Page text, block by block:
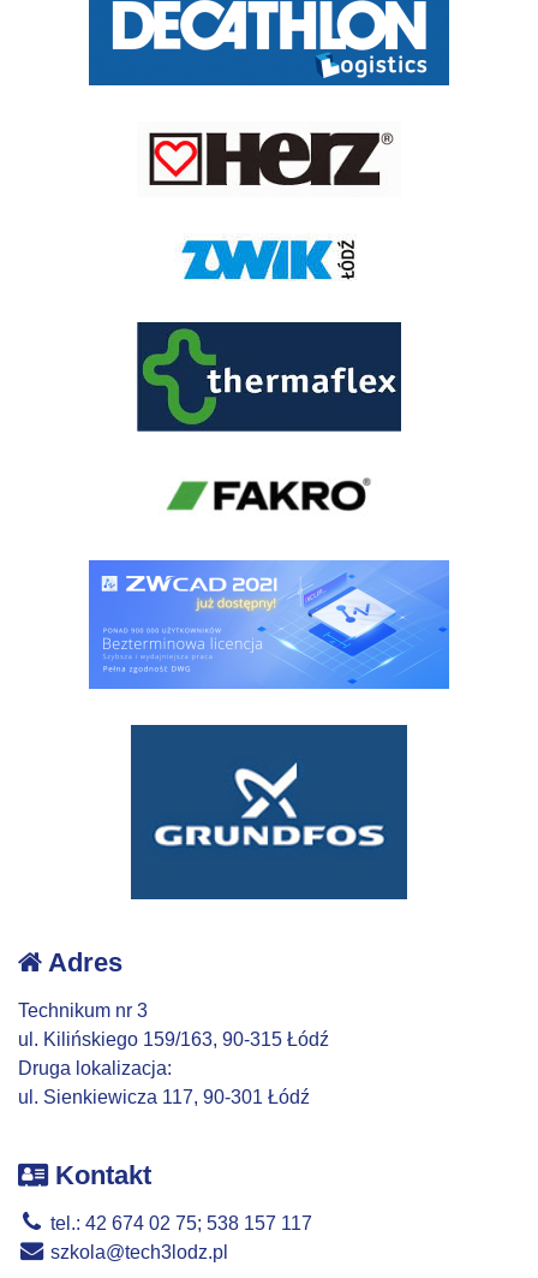
Adres
Technikum nr 3
ul. Kilińskiego 159/163, 90-315 Łódź
Druga lokalizacja:
ul. Sienkiewicza 117, 90-301 Łódź
Kontakt
tel.: 42 674 02 75; 538 157 117
szkola@tech3lodz.pl